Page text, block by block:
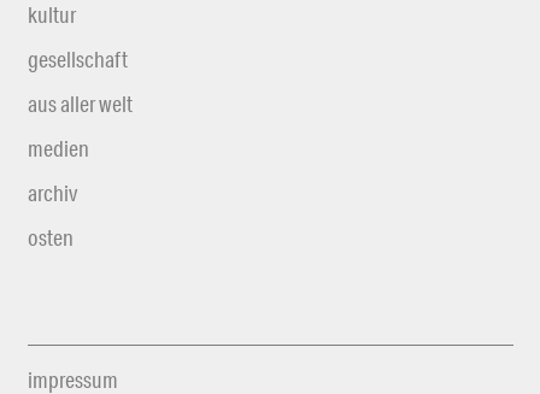
kultur
gesellschaft
aus aller welt
medien
archiv
osten
impressum